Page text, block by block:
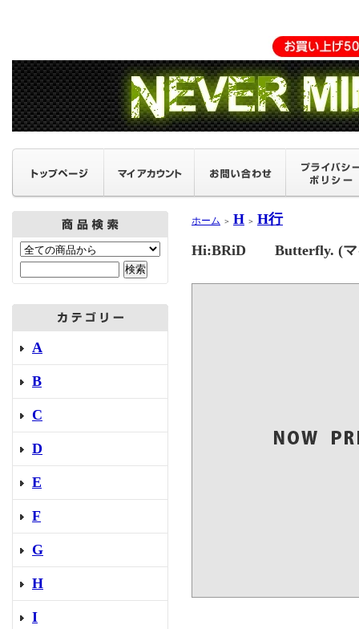
A
B
C
D
E
F
G
H
I
ホーム ＞ H ＞ H行
Hi:BRiD Butterfly. (マ